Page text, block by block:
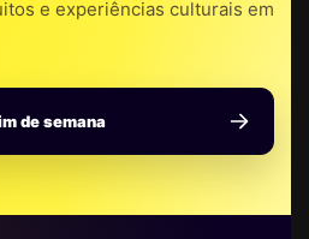
e experiências culturais em
de semana